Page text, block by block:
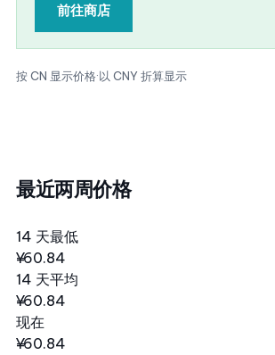
前往商店
按 CN 显示价格·以 CNY 折算显示
最近两周价格
14 天最低
¥60.84
14 天平均
¥60.84
现在
¥60.84